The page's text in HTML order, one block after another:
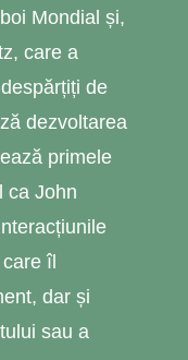
Mondial și,
care a
de
dezvoltarea
primele
ca John
îl
dar și
sau a